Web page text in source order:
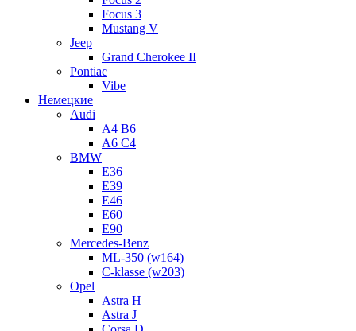
Focus 3
Mustang V
Jeep
Grand Cherokee II
Pontiac
Vibe
Немецкие
Audi
A4 B6
A6 C4
BMW
E36
E39
E46
E60
E90
Mercedes-Benz
ML-350 (w164)
C-klasse (w203)
Opel
Astra H
Astra J